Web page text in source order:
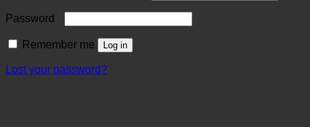
Password
Remember me Log in
Lost your password?